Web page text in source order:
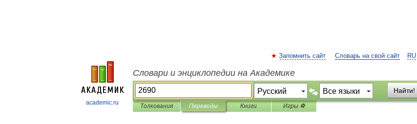
academic.ru
RU
Запомнить сайт Словарь на свой сайт
Словари и энциклопедии на Академике
Найти!
Толкования Переводы Книги Игры ⚽